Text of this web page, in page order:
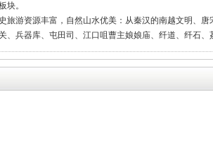
块。
旅游资源丰富，自然山水优美：从秦汉的南越文明、
、兵器库、屯田司、江口咀曹主娘娘庙、纤道、纤石、